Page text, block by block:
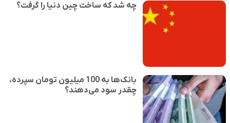
چه شد که ساخت چین دنیا را گرفت؟
بانک‌ها به 100 میلیون تومان سپرده،
چقدر سود می‌دهند؟